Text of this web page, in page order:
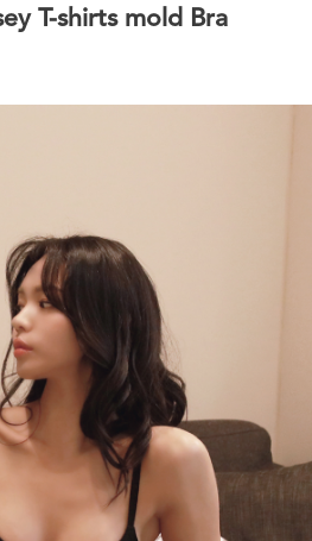
T-shirts mold Bra